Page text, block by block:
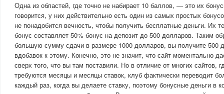
Одна из областей, где точно не набирает 10 баллов, — это их
говорится, у них действительно есть один из самых простых
не понадобится вечность, чтобы получить бесплатные деньги. Их
бонус составляет 50% бонус на депозит до 500 долларов. Таким
большую сумму сдачи в размере 1000 долларов, вы получите 500
вдобавок к этому. Конечно, это не значит, что сайт моментально
сверх того, что вы там поставили. Но в отличие от многих сайтов,
требуются месяцы и месяцы ставок, клуб фактически переводит
каждый раз, когда вы делаете ставку, поэтому бонусные деньги в